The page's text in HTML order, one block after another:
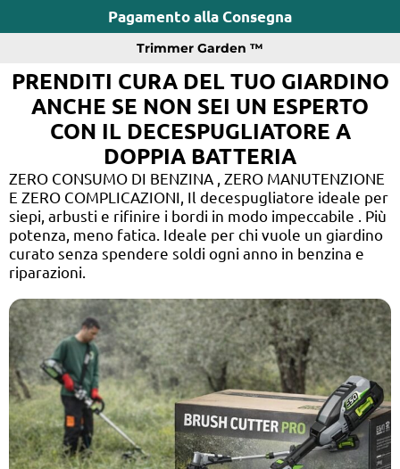
Pagamento alla Consegna
Trimmer Garden ™
PRENDITI CURA DEL TUO GIARDINO
ANCHE SE NON SEI UN ESPERTO
CON IL DECESPUGLIATORE A
DOPPIA BATTERIA
ZERO CONSUMO DI BENZINA , ZERO MANUTENZIONE
E ZERO COMPLICAZIONI, Il decespugliatore ideale per
siepi, arbusti e rifinire i bordi in modo impeccabile . Più
potenza, meno fatica. Ideale per chi vuole un giardino
curato senza spendere soldi ogni anno in benzina e
riparazioni.